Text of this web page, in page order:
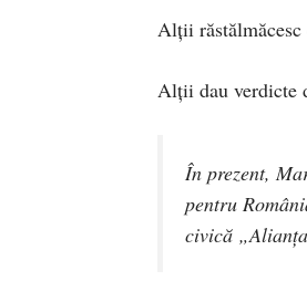
Alții
Alții dau verdicte
În prezent,
pentru
civică